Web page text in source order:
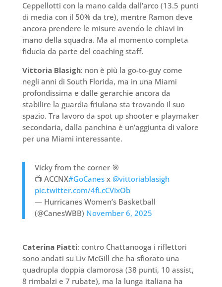
Ceppellotti con la mano calda dall’arco (13.5 punti
di media con il 50% da tre), mentre Ramon deve
ancora prendere le misure avendo le chiavi in
mano della squadra. Ma al momento completa
fiducia da parte del coaching staff.
Vittoria Blasigh: non è più la go-to-guy come
negli anni di South Florida, ma in una Miami
profondissima e dalle gerarchie ancora da
stabilire la guardia friulana sta trovando il suo
spazio. Tra lavoro da spot up shooter e playmaker
secondaria, dalla panchina è un’aggiunta di valore
per una Miami interessante.
Vicky from the corner 🎯
📺 ACCNX#GoCanesx @vittoriablasigh
pic.twitter.com/4fLcCVIxOb
— Hurricanes Women’s Basketball
(@CanesWBB) November 6, 2025
Caterina Piatti: contro Chattanooga i riflettori
sono andati su Liv McGill che ha sfiorato una
quadrupla doppia clamorosa (38 punti, 10 assist,
8 rimbalzi e 7 rubate), ma la lunga italiana ha